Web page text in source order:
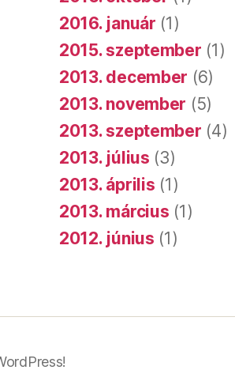
2016. január (1)
2015. szeptember (1)
2013. december (6)
2013. november (5)
2013. szeptember (4)
2013. július (3)
2013. április (1)
2013. március (1)
2012. június (1)